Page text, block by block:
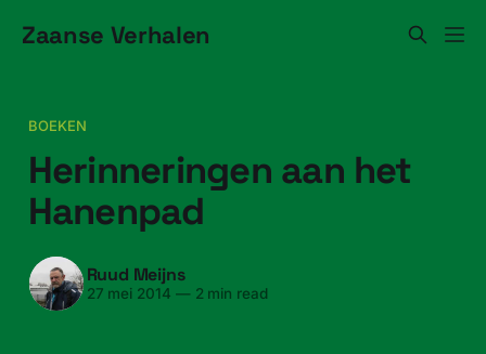
Zaanse Verhalen
BOEKEN
Herin­ner­in­gen aan het
Hanenpad
Ruud Meijns
27 mei 2014 —2 min read